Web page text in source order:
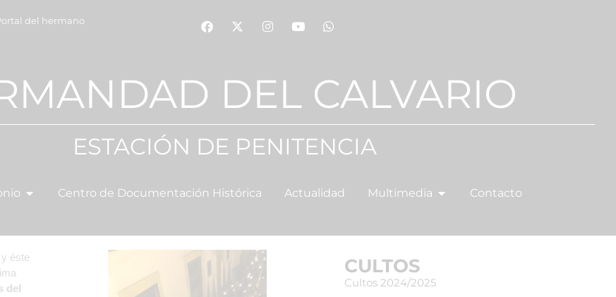
del hermano
DEL CALVARIO
ESTACIÓN DE PENITENCIA
Centro de Documentación Histórica Actualidad Multimedia Contacto
y éste
del
CULTOS
Cultos 2024/2025